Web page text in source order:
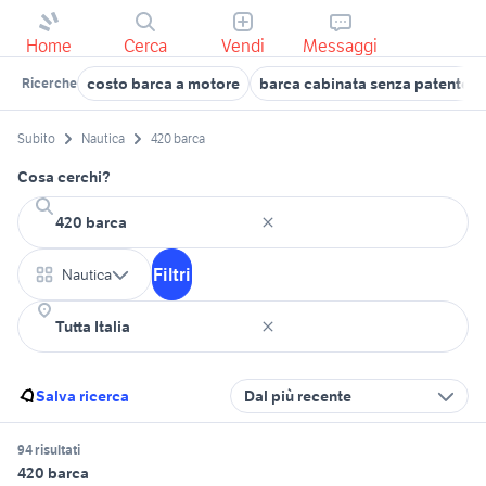
Home Cerca Vendi Messaggi
Ricerche costo barca a motore barca cabinata senza patente
Subito Nautica 420 barca
Cosa cerchi?
Nautica Filtri
Salva ricerca Dal più recente
94 risultati
420 barca